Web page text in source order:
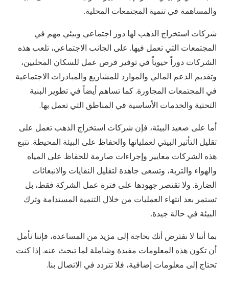
والمساهمة في تنمية المجتمعات المحلية.
شركات استخراج الذهب لها دور اجتماعي وبيئي مهم في
المجتمعات التي تعمل فيها. على الجانب الاجتماعي، تلعب هذه
الشركات دوراً حيوياً في توفير فرص عمل للسكان المحليين،
وتقديم الدعم المالي والموارد للمشاريع والمبادرات الاجتماعية
في المجتمعات المجاورة. كما تساهم أيضاً في تطوير البنية
التحتية والخدمات الأساسية في المناطق التي تعمل بها.
أما على صعيد البيئة، فإن شركات استخراج الذهب تعمل على
تقليل التأثير البيئي لعملياتها والحفاظ على البيئة المحيطة. تتبع
هذه الشركات معايير وإجراءات صارمة للحفاظ على المياه
والهواء والتربة، وتسعى جاهدة لتقليل النفايات والانبعاثات
الضارة. ولا تقتصر جهودها على فترة عمل الشركة فقط، بل
تستمر بعد انتهاء العمليات من خلال التنمية المستدامة وترك
البيئة في حالة جيدة.
بما أننا لا نفترض أنك بحاجة إلى مزيد من المساعدة، فإننا نأمل
أن تكون هذه المعلومات مفيدة وشاملة لما تبحث عنه. إذا كنت
تحتاج إلى معلومات إضافية، فلا تتردد في الاتصال بنا.